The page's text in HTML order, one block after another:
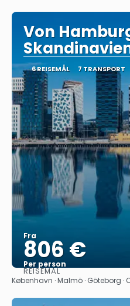
Von
6 REISEMÅL 7 TRANSPORT
Fra
806 €
Per person
REISEMÅL
København · Malmö · Göteborg ·